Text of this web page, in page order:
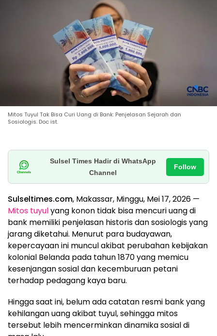
Mitos Tuyul Tak Bisa Curi Uang di Bank: Penjelasan Sejarah dan
Sosiologis. Doc ist.
Sulsel Times Hadir di WhatsApp
Channel
Follow
Sulseltimes.com, Makassar, Minggu, Mei 17, 2026 —
Mitos tuyulyang konon tidak bisa mencuri uang di
bank memiliki penjelasan historis dan sosiologis yang
jarang diketahui. Menurut para budayawan,
kepercayaan ini muncul akibat perubahan kebijakan
kolonial Belanda pada tahun 1870 yang memicu
kesenjangan sosial dan kecemburuan petani
terhadap pedagang kaya baru.
Hingga saat ini, belum ada catatan resmi bank yang
kehilangan uang akibat tuyul, sehingga mitos
tersebut lebih mencerminkan dinamika sosial di